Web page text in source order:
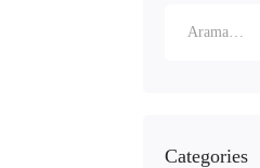
Categories